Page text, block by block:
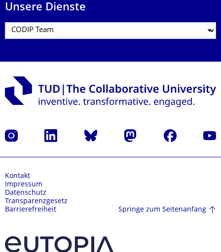
Unsere Dienste
Instagram LinkedIn Bluesky Mastodon Facebook
Kontakt
Impressum
Datenschutz
Transparenzgesetz
Barrierefreiheit
Springe zum Seitenanfang